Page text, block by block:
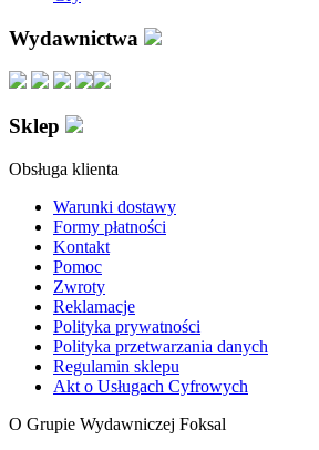
Wydawnictwa
Sklep
Obsługa klienta
Warunki dostawy
Formy płatności
Kontakt
Pomoc
Zwroty
Reklamacje
Polityka prywatności
Polityka przetwarzania danych
Regulamin sklepu
Akt o Usługach Cyfrowych
O Grupie Wydawniczej Foksal